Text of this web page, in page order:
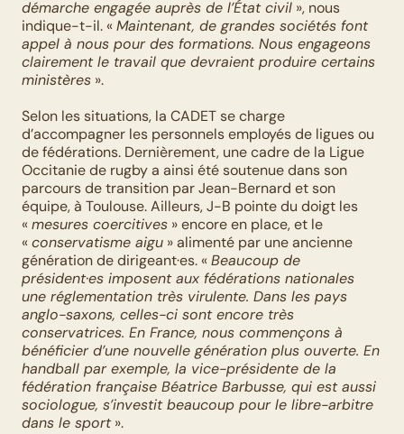
démarche engagée auprès de l’État civil », nous
indique-t-il. « Maintenant, de grandes sociétés font
appel à nous pour des formations. Nous engageons
clairement le travail que devraient produire certains
ministères ».
Selon les situations, la CADET se charge
d’accompagner les personnels employés de ligues ou
de fédérations. Dernièrement, une cadre de la Ligue
Occitanie de rugby a ainsi été soutenue dans son
parcours de transition par Jean-Bernard et son
équipe, à Toulouse. Ailleurs, J-B pointe du doigt les
« mesures coercitives » encore en place, et le
« conservatisme aigu » alimenté par une ancienne
génération de dirigeant·es. « Beaucoup de
président·es imposent aux fédérations nationales
une réglementation très virulente. Dans les pays
anglo-saxons, celles-ci sont encore très
conservatrices. En France, nous commençons à
bénéficier d’une nouvelle génération plus ouverte. En
handball par exemple, la vice-présidente de la
fédération française Béatrice Barbusse, qui est aussi
sociologue, s’investit beaucoup pour le libre-arbitre
dans le sport ».